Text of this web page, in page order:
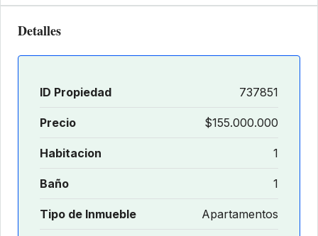
Detalles
ID Propiedad 737851
Precio $155.000.000
Habitacion 1
Baño 1
Tipo de Inmueble Apartamentos